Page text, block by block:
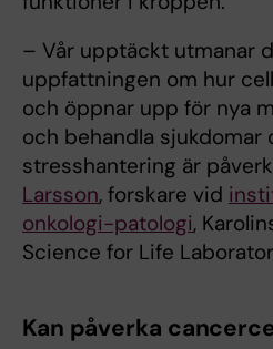
– Vår upptäckt utmanar
uppfattningen om hur
och öppnar upp för nya
och behandla sjukdomar
stresshantering är
Larsson, forskare vid
onkologi-patologi,
Science for Life
Kan påverka